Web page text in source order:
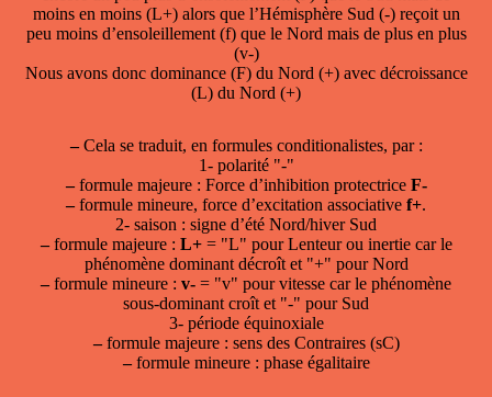
moins en moins (L+) alors que l’Hémisphère Sud (-) reçoit un
peu moins d’ensoleillement (f) que le Nord mais de plus en plus
(v-)
Nous avons donc dominance (F) du Nord (+) avec décroissance
(L) du Nord (+)
–Cela se traduit, en formules conditionalistes, par :
1- polarité "-"
–formule majeure : Force d’inhibition protectrice F-
–formule mineure, force d’excitation associative f+.
2- saison : signe d’été Nord/hiver Sud
–formule majeure : L+= "L" pour Lenteur ou inertie car le
phénomène dominant décroît et "+" pour Nord
–formule mineure : v- = "v" pour vitesse car le phénomène
sous-dominant croît et "-" pour Sud
3- période équinoxiale
–formule majeure : sens des Contraires (sC)
–formule mineure : phase égalitaire